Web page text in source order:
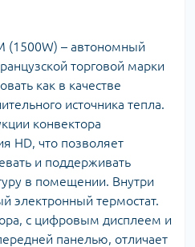
(1500W) – автономный
торговой марки
как в качестве
источника тепла.
конвектора
HD, что позволяет
и поддерживать
в помещении. Внутри
электронный термостат.
с цифровым дисплеем и
панелью, отличает